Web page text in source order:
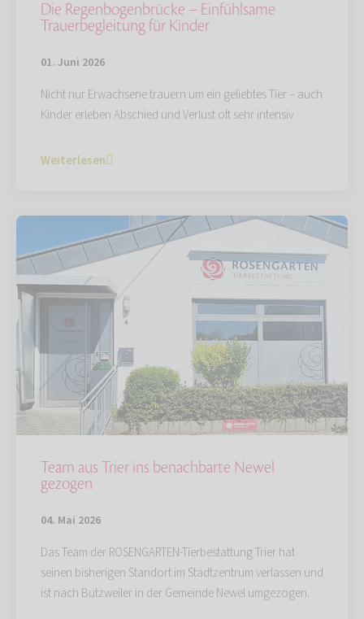
Die Regenbogenbrücke – Einfühlsame
Trauerbegleitung für Kinder
01. Juni 2026
Nicht nur Erwachsene trauern um ein geliebtes Tier – auch
Kinder erleben Abschied und Verlust oft sehr intensiv.
Weiterlesen
Team aus Trier ins benachbarte Newel
gezogen
04. Mai 2026
Das Team der ROSENGARTEN-Tierbestattung Trier hat
seinen bisherigen Standort im Stadtzentrum verlassen und
ist nach Butzweiler in der Gemeinde Newel umgezogen.